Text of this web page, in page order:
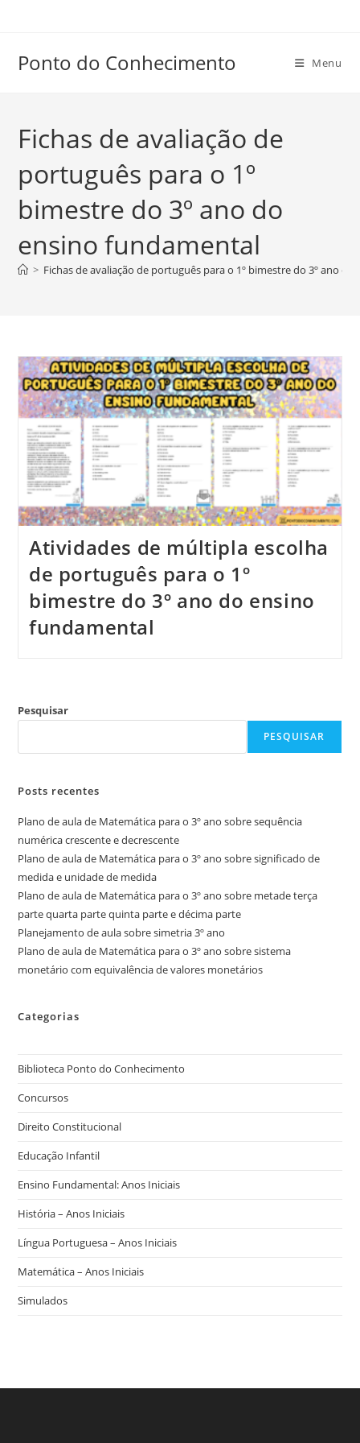
conteúdo
Ponto do Conhecimento Menu
Fichas de avaliação de
português para o 1º
bimestre do 3º ano do
ensino fundamental
> Fichas de avaliação de português para o 1º bimestre do 3º ano
Atividades de múltipla escolha
de português para o 1º
bimestre do 3º ano do ensino
fundamental
Pesquisar
PESQUISAR
Posts recentes
Plano de aula de Matemática para o 3º ano sobre sequência
numérica crescente e decrescente
Plano de aula de Matemática para o 3º ano sobre significado de
medida e unidade de medida
Plano de aula de Matemática para o 3º ano sobre metade terça
parte quarta parte quinta parte e décima parte
Planejamento de aula sobre simetria 3º ano
Plano de aula de Matemática para o 3º ano sobre sistema
monetário com equivalência de valores monetários
Categorias
Biblioteca Ponto do Conhecimento
Concursos
Direito Constitucional
Educação Infantil
Ensino Fundamental: Anos Iniciais
História – Anos Iniciais
Língua Portuguesa – Anos Iniciais
Matemática – Anos Iniciais
Simulados